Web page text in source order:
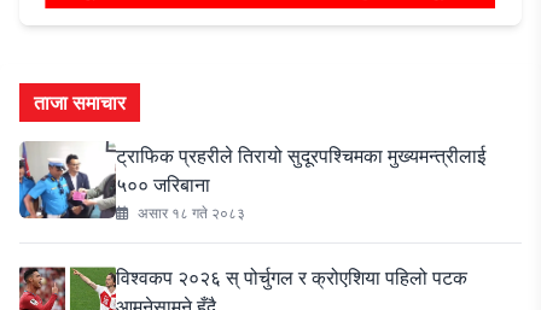
ताजा समाचार
ट्राफिक प्रहरीले तिरायो सुदूरपश्चिमका मुख्यमन्त्रीलाई
५०० जरिबाना
असार १८ गते २०८३
विश्वकप २०२६ स् पोर्चुगल र क्रोएशिया पहिलो पटक